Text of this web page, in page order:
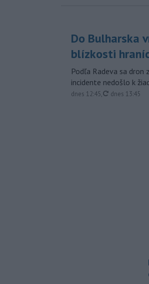
Do Bulharska
blízkosti
Podľa Radeva sa
incidente nedošlo k
dnes 12:45, aktualizované
dnes 13:45